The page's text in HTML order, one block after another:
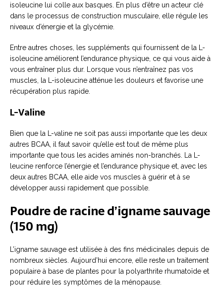
isoleucine lui colle aux basques. En plus d’être un acteur clé
dans le processus de construction musculaire, elle régule les
niveaux d’énergie et la glycémie.
Entre autres choses, les suppléments qui fournissent de la L-
isoleucine améliorent l’endurance physique, ce qui vous aide à
vous entraîner plus dur. Lorsque vous n’entraînez pas vos
muscles, la L-isoleucine atténue les douleurs et favorise une
récupération plus rapide.
L-Valine
Bien que la L-valine ne soit pas aussi importante que les deux
autres BCAA, il faut savoir qu’elle est tout de même plus
importante que tous les acides aminés non-branchés. La L-
leucine renforce l’énergie et l’endurance physique et, avec les
deux autres BCAA, elle aide vos muscles à guérir et à se
développer aussi rapidement que possible.
Poudre de racine d’igname sauvage
(150 mg)
L’igname sauvage est utilisée à des fins médicinales depuis de
nombreux siècles. Aujourd’hui encore, elle reste un traitement
populaire à base de plantes pour la polyarthrite rhumatoïde et
pour réduire les symptômes de la ménopause.